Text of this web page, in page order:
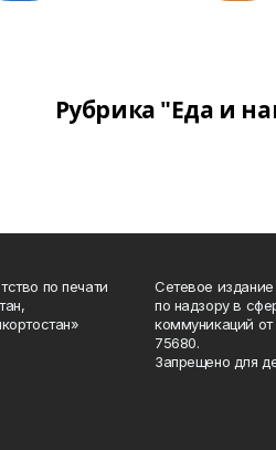
Рубрика "Еда и
по печати
Сетевое
по надзору в
коммуникаций
75680.
Запрещено для